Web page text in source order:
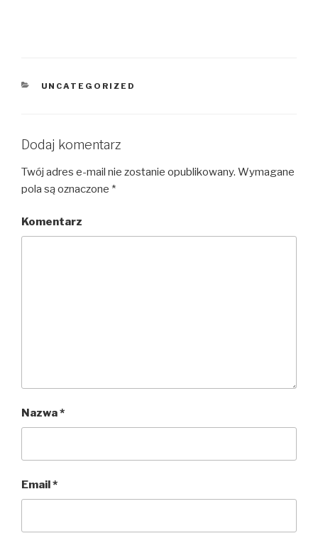
KATEGORIE
UNCATEGORIZED
Dodaj komentarz
Twój adres e-mail nie zostanie opublikowany. Wymagane
pola są oznaczone *
Komentarz
Nazwa*
Email*